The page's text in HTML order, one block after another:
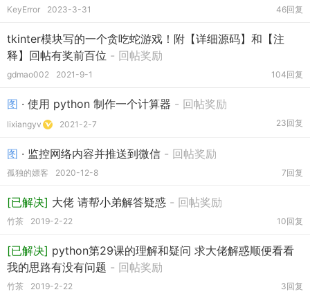
KeyError 2023-3-31 46回复
tkinter模块写的一个贪吃蛇游戏！附【详细源码】和【注
释】回帖有奖前百位 - 回帖奖励
gdmao002 2021-9-1 104回复
图 · 使用 python 制作一个计算器 - 回帖奖励
lixiangyv 2021-2-7 23回复
图 · 监控网络内容并推送到微信 - 回帖奖励
孤独的嫖客 2020-12-8 7回复
[已解决] 大佬 请帮小弟解答疑惑 - 回帖奖励
竹茶 2019-2-22 10回复
[已解决] python第29课的理解和疑问 求大佬解惑顺便看看
我的思路有没有问题 - 回帖奖励
竹茶 2019-2-22 3回复